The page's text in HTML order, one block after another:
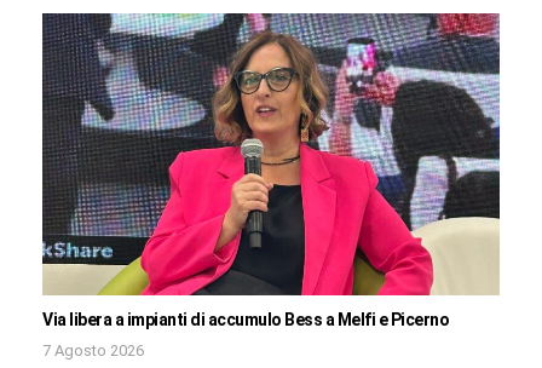
Via libera a impianti di accumulo Bess a Melfi e Picerno
7 Agosto 2026